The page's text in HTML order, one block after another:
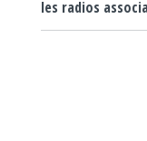
les radios